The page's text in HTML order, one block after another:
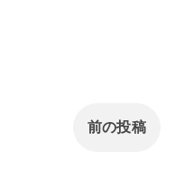
前の投稿